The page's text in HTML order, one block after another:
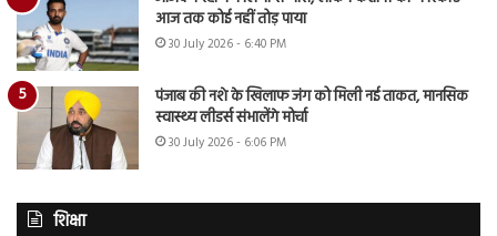
आज तक कोई नहीं तोड़ पाया
30 July 2026 - 6:40 PM
पंजाब की नशे के खिलाफ जंग को मिली नई ताकत, मानसिक
स्वास्थ्य लीडर्स संभालेंगे मोर्चा
30 July 2026 - 6:06 PM
शिक्षा